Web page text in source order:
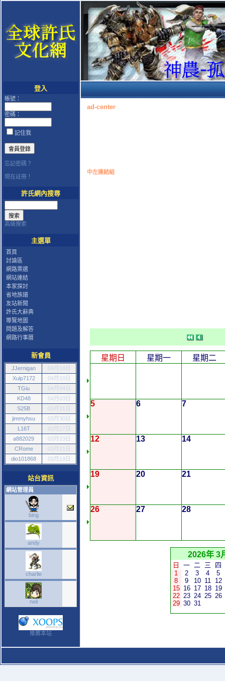
登入
帳號：
密碼：
記住我
忘記密碼？
現在註冊！
許氏網內搜尋
高級搜索
主選單
首頁
討論區
網路票選
網站連結
本家探討
省地族譜
友站新聞
許氏大辭典
導覽地圖
問題及解答
網路行事曆
新會員
JJernigan
04月10日
Xulp7172
04月10日
TGiu
04月04日
KD48
04月03日
S25B
03月31日
jimmyhsu
03月30日
L16T
03月27日
a882029
03月23日
CRome
03月21日
dio101868
03月19日
站台資訊
網站管理員
bing
andy
charlie
neil
推薦本站
ad-center
中左連結組
星期日 星期一 星期二
5 6 7
12 13 14
19 20 21
26 27 28
2026年 3
日 一 二 三
四
1
2 3 4
5
8
9 10 11 12
15 16 17 18 19
22 23 24 25 26
29 30 31